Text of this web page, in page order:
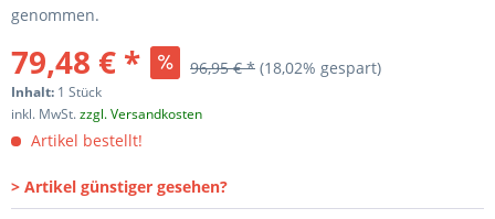
genommen.
79,48 € * 96,95 € * (18,02% gespart)
Inhalt: 1 Stück
inkl. MwSt.zzgl. Versandkosten
Artikel bestellt!
> Artikel günstiger gesehen?